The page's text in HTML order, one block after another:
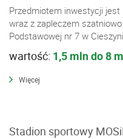
Przedmiotem inwestycji
wraz z zapleczem
Podstawowej nr 7 w
wartość: 1,5 mln do 8
Więcej
Stadion sportowy